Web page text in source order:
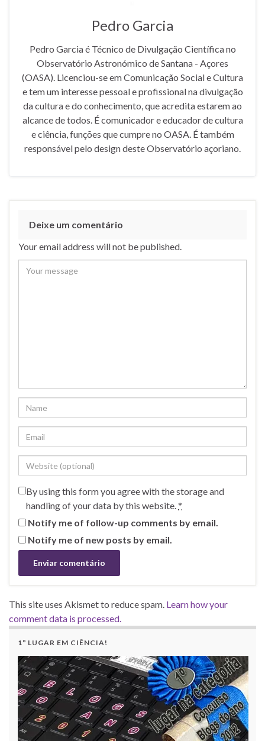
Pedro Garcia
Pedro Garcia é Técnico de Divulgação Científica no
Observatório Astronómico de Santana - Açores
(OASA). Licenciou-se em Comunicação Social e Cultura
e tem um interesse pessoal e profissional na divulgação
da cultura e do conhecimento, que acredita estarem ao
alcance de todos. É comunicador e educador de cultura
e ciência, funções que cumpre no OASA. É também
responsável pelo design deste Observatório açoriano.
Deixe um comentário
Your email address will not be published.
By using this form you agree with the storage and
handling of your data by this website.*
Notify me of follow-up comments by email.
Notify me of new posts by email.
This site uses Akismet to reduce spam. Learn how your
comment data is processed.
1º LUGAR EM CIÊNCIA!